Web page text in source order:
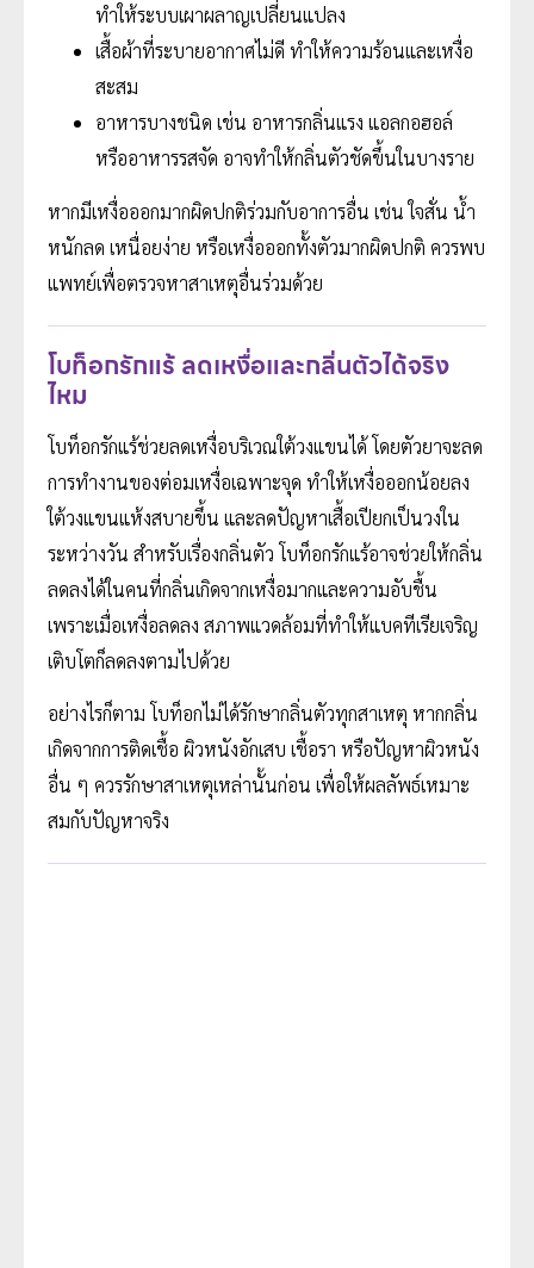
ทำให้ระบบเผาผลาญเปลี่ยนแปลง
เสื้อผ้าที่ระบายอากาศไม่ดี ทำให้ความร้อนและเหงื่อ
สะสม
อาหารบางชนิด เช่น อาหารกลิ่นแรง แอลกอฮอล์
หรืออาหารรสจัด อาจทำให้กลิ่นตัวชัดขึ้นในบางราย
หากมีเหงื่อออกมากผิดปกติร่วมกับอาการอื่น เช่น ใจสั่น น้ำ
หนักลด เหนื่อยง่าย หรือเหงื่อออกทั้งตัวมากผิดปกติ ควรพบ
แพทย์เพื่อตรวจหาสาเหตุอื่นร่วมด้วย
โบท็อกรักแร้ ลดเหงื่อและกลิ่นตัวได้จริง
ไหม
โบท็อกรักแร้ช่วยลดเหงื่อบริเวณใต้วงแขนได้ โดยตัวยาจะลด
การทำงานของต่อมเหงื่อเฉพาะจุด ทำให้เหงื่อออกน้อยลง
ใต้วงแขนแห้งสบายขึ้น และลดปัญหาเสื้อเปียกเป็นวงใน
ระหว่างวัน สำหรับเรื่องกลิ่นตัว โบท็อกรักแร้อาจช่วยให้กลิ่น
ลดลงได้ในคนที่กลิ่นเกิดจากเหงื่อมากและความอับชื้น
เพราะเมื่อเหงื่อลดลง สภาพแวดล้อมที่ทำให้แบคทีเรียเจริญ
เติบโตก็ลดลงตามไปด้วย
อย่างไรก็ตาม โบท็อกไม่ได้รักษากลิ่นตัวทุกสาเหตุ หากกลิ่น
เกิดจากการติดเชื้อ ผิวหนังอักเสบ เชื้อรา หรือปัญหาผิวหนัง
อื่น ๆ ควรรักษาสาเหตุเหล่านั้นก่อน เพื่อให้ผลลัพธ์เหมาะ
สมกับปัญหาจริง